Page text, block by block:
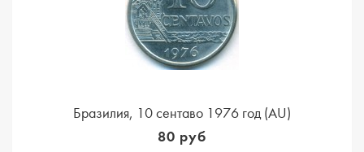
Бразилия, 10 сентаво 1976 год (AU)
80 руб